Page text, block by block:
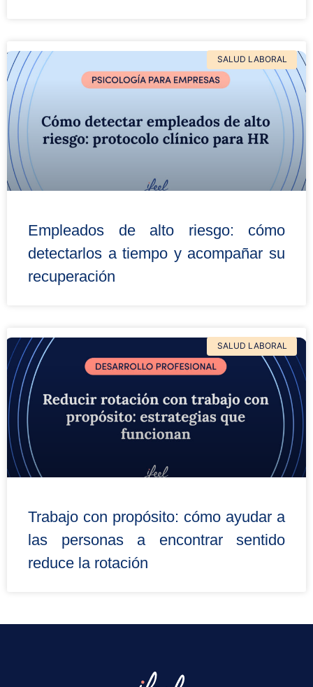
SALUD LABORAL
Empleados de alto riesgo: cómo
detectarlos a tiempo y acompañar su
recuperación
SALUD LABORAL
Trabajo con propósito: cómo ayudar a
las personas a encontrar sentido
reduce la rotación